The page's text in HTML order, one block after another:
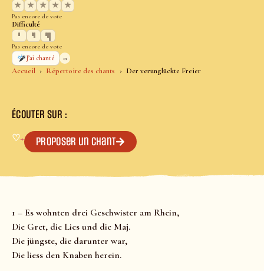
Accueil Répertoire des chants Der verunglückte Freier
★
★ ★ ★ ★
Pas encore de vote
Difficulté
Pas encore de vote
J’ai chanté
0
ÉCOUTER SUR :
♡+ Proposer un chant
1 – Es wohnten drei Geschwister am Rhein,
Die Gret, die Lies und die Maj.
Die jüngste, die darunter war,
Die liess den Knaben herein.